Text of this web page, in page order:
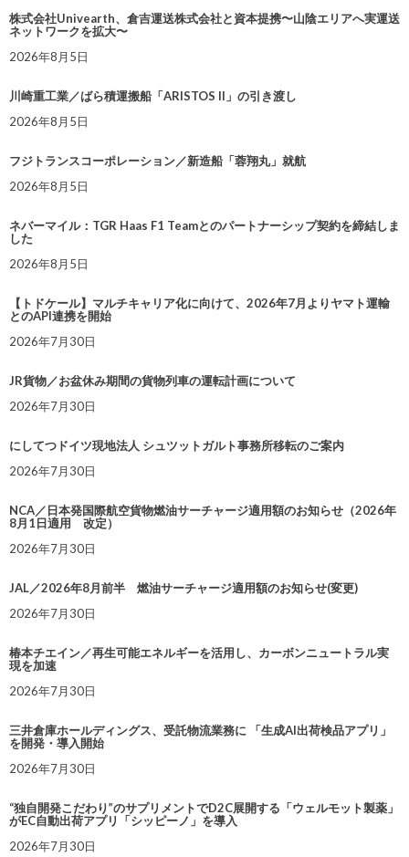
株式会社Univearth、倉吉運送株式会社と資本提携〜山陰エリアへ実運送
ネットワークを拡大〜
2026年8月5日
川崎重工業／ばら積運搬船「ARISTOS II」の引き渡し
2026年8月5日
フジトランスコーポレーション／新造船「蓉翔丸」就航
2026年8月5日
ネバーマイル：TGR Haas F1 Teamとのパートナーシップ契約を締結しま
した
2026年8月5日
【トドケール】マルチキャリア化に向けて、2026年7月よりヤマト運輸
とのAPI連携を開始
2026年7月30日
JR貨物／お盆休み期間の貨物列車の運転計画について
2026年7月30日
にしてつドイツ現地法人 シュツットガルト事務所移転のご案内
2026年7月30日
NCA／日本発国際航空貨物燃油サーチャージ適用額のお知らせ（2026年
8月1日適用 改定）
2026年7月30日
JAL／2026年8月前半 燃油サーチャージ適用額のお知らせ(変更)
2026年7月30日
椿本チエイン／再生可能エネルギーを活用し、カーボンニュートラル実
現を加速
2026年7月30日
三井倉庫ホールディングス、受託物流業務に 「生成AI出荷検品アプリ」
を開発・導入開始
2026年7月30日
“独自開発こだわり”のサプリメントでD2C展開する「ウェルモット製薬」
がEC自動出荷アプリ「シッピーノ」を導入
2026年7月30日